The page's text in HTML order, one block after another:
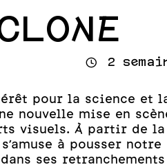
⌚ 2
pour la science et
nouvelle mise en
visuels. À partir de
à pousser notre
ses